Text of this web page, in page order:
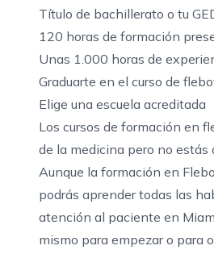
Título de bachillerato o tu
120 horas de formación
Unas 1.000 horas de
Graduarte en el curso de
Elige una escuela acreditada
Los cursos de formación en
de la medicina pero no estás
Aunque la formación en
podrás aprender todas las
atención al paciente en
mismo para empezar o para